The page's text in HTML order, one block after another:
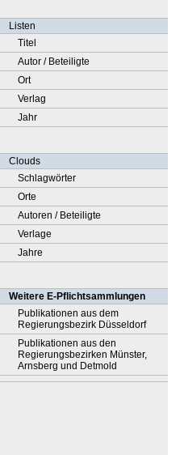
Listen
Titel
Autor / Beteiligte
Ort
Verlag
Jahr
Clouds
Schlagwörter
Orte
Autoren / Beteiligte
Verlage
Jahre
Weitere E-Pflichtsammlungen
Publikationen aus dem
Regierungsbezirk Düsseldorf
Publikationen aus den
Regierungsbezirken Münster,
Arnsberg und Detmold